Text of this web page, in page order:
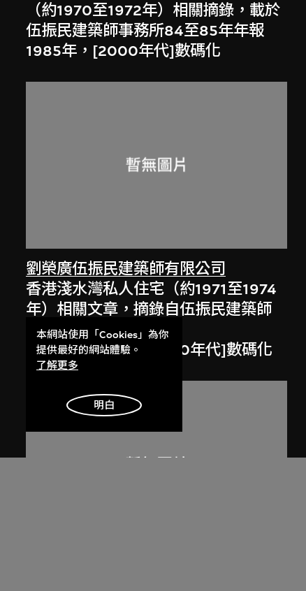
（約1970至1972年）相關摘錄，載於
伍振民建築師事務所84至85年年報
1985年，[2000年代]數碼化
劉榮廣伍振民建築師有限公司
香港淺水灣私人住宅（約1971至1974
年）相關文章，摘錄自伍振民建築師
事務所84至85年年報
1984至1985年，[2000年代]數碼化
本網站使用「Cookies」為你
提供最好的網站體驗。
了解更多
明白